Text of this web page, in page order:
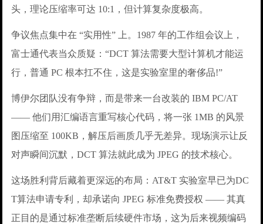
头，理论压缩率可达 10:1，但计算复杂度极高。
争议焦点集中在 “实用性” 上。1987 年的工作组会议上，
富士通代表当众质疑：“DCT 算法需要大型计算机才能运
行，普通 PC 根本扛不住，这是实验室里的奢侈品!”
博伊尔团队没有争辩，而是带来一台改装的 IBM PC/AT
—— 他们用汇编语言重写核心代码，将一张 1MB 的风景
图压缩至 100KB，解压后画质几乎无差异。现场演示让反
对声瞬间沉默，DCT 算法就此成为 JPEG 的技术核心。
这场胜利背后藏着更深远的布局：AT&T 实验室早已为DC
T算法申请专利，却承诺向 JPEG 标准免费授权 —— 其真
正目的是通过标准垄断后续硬件市场，这为后来视频编码